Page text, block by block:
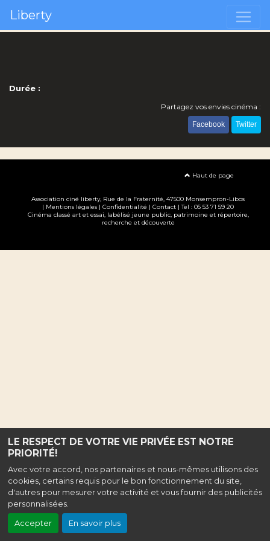
LE RESPECT DE VOTRE VIE PRIVÉE EST NOTRE
PRIORITÉ!
Avec votre accord, nos partenaires et nous-mêmes utilisons des
cookies, certains requis pour le bon fonctionnement du site,
d'autres pour mesurer votre activité et vous fournir des publicités
personnalisées.
Accepter En savoir plus
Liberty
Durée :
Partagez vos envies cinéma :
Facebook Twitter
Haut de page
Association ciné liberty, Rue de la Fraternité, 47500 Monsempron-Libos
| Mentions légales | Confidentialité | Contact | Tel : 05 53 71 59 20
Cinéma classé art et essai, labélisé jeune public, patrimoine et répertoire,
recherche et découverte